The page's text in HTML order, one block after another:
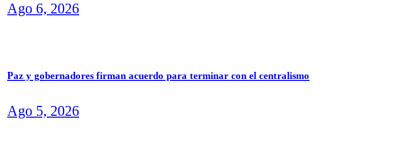
Ago 6, 2026
Paz y gobernadores firman acuerdo para terminar con el centralismo
Ago 5, 2026